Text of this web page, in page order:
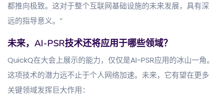
都推向极致。这对于整个互联网基础设施的未来发展，具有深
远的指导意义。”
未来，AI-PSR技术还将应用于哪些领域？
QuickQ在大会上展示的能力，仅仅是AI-PSR应用的冰山一角。
这项技术的潜力远不止于个人网络加速。未来，它有望在更多
关键领域发挥巨大作用：